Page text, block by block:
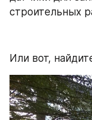
строительных
Или вот,